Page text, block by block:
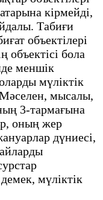
кірмейді,
Табиғи
объектілері
объектісі бола
меншік
мүліктік
Мәселен, мысалы,
3-тармағына
оның жер
дүниесі,
мүліктік